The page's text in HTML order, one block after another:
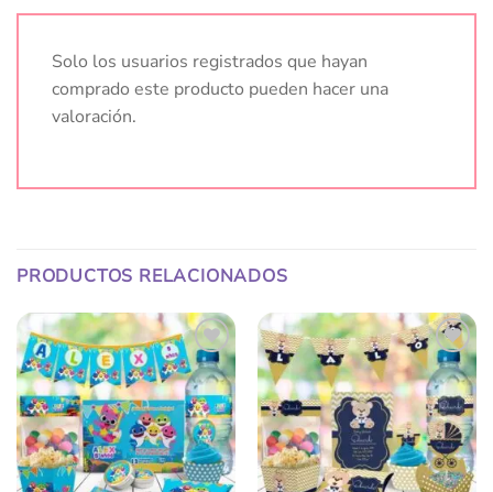
Solo los usuarios registrados que hayan
comprado este producto pueden hacer una
valoración.
PRODUCTOS RELACIONADOS
Añadir
a la
lista
de
deseos
Añadir
a la
lista
de
deseos